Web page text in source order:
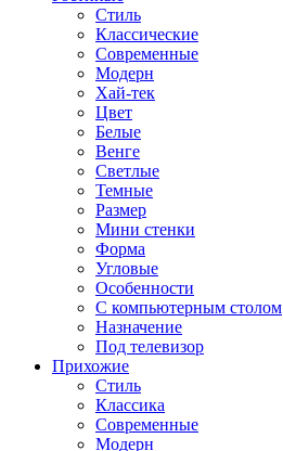
Стиль
Классические
Современные
Модерн
Хай-тек
Цвет
Белые
Венге
Светлые
Темные
Размер
Мини стенки
Форма
Угловые
Особенности
С компьютерным столом
Назначение
Под телевизор
Прихожие
Стиль
Классика
Современные
Модерн